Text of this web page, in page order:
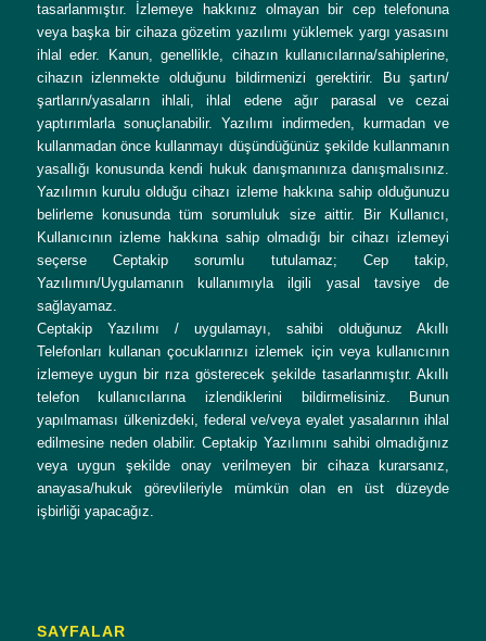
tasarlanmıştır. İzlemeye hakkınız olmayan bir cep telefonuna
veya başka bir cihaza gözetim yazılımı yüklemek yargı yasasını
ihlal eder. Kanun, genellikle, cihazın kullanıcılarına/sahiplerine,
cihazın izlenmekte olduğunu bildirmenizi gerektirir. Bu şartın/
şartların/yasaların ihlali, ihlal edene ağır parasal ve cezai
yaptırımlarla sonuçlanabilir. Yazılımı indirmeden, kurmadan ve
kullanmadan önce kullanmayı düşündüğünüz şekilde kullanmanın
yasallığı konusunda kendi hukuk danışmanınıza danışmalısınız.
Yazılımın kurulu olduğu cihazı izleme hakkına sahip olduğunuzu
belirleme konusunda tüm sorumluluk size aittir. Bir Kullanıcı,
Kullanıcının izleme hakkına sahip olmadığı bir cihazı izlemeyi
seçerse Ceptakip sorumlu tutulamaz; Cep takip,
Yazılımın/Uygulamanın kullanımıyla ilgili yasal tavsiye de
sağlayamaz.
Ceptakip Yazılımı / uygulamayı, sahibi olduğunuz Akıllı
Telefonları kullanan çocuklarınızı izlemek için veya kullanıcının
izlemeye uygun bir rıza gösterecek şekilde tasarlanmıştır. Akıllı
telefon kullanıcılarına izlendiklerini bildirmelisiniz. Bunun
yapılmaması ülkenizdeki, federal ve/veya eyalet yasalarının ihlal
edilmesine neden olabilir. Ceptakip Yazılımını sahibi olmadığınız
veya uygun şekilde onay verilmeyen bir cihaza kurarsanız,
anayasa/hukuk görevlileriyle mümkün olan en üst düzeyde
işbirliği yapacağız.
SAYFALAR